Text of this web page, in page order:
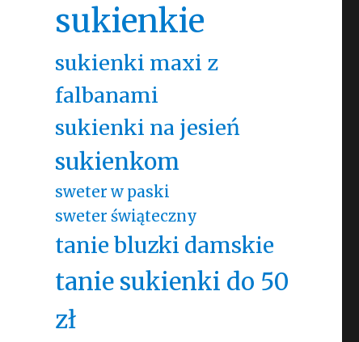
sukienkie
sukienki maxi z
falbanami
sukienki na jesień
sukienkom
sweter w paski
sweter świąteczny
tanie bluzki damskie
tanie sukienki do 50
zł